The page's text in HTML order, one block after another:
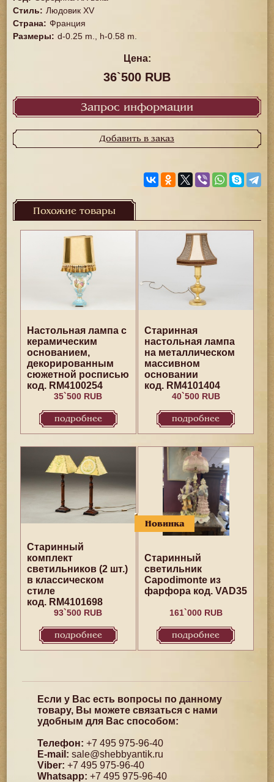
Стиль: Людовик XV
Страна: Франция
Размеры: d-0.25 m., h-0.58 m.
Цена:
36`500 RUB
Запрос информации
Добавить в заказ
Похожие товары
Настольная лампа с
керамическим
основанием,
декорированным
сюжетной росписью
код. RM4100254
35`500 RUB
подробнее
Старинная
настольная лампа
на металлическом
массивном
основании
код. RM4101404
40`500 RUB
подробнее
Старинный
комплект
светильников (2 шт.)
в классическом
стиле
код. RM4101698
93`500 RUB
подробнее
Новинка
Старинный
светильник
Capodimonte из
фарфора код. VAD35
161`000 RUB
подробнее
Если у Вас есть вопросы по данному
товару, Вы можете связаться с нами
удобным для Вас способом:
Телефон: +7 495 975-96-40
E-mail: sale@shebbyantik.ru
Viber: +7 495 975-96-40
Whatsapp: +7 495 975-96-40